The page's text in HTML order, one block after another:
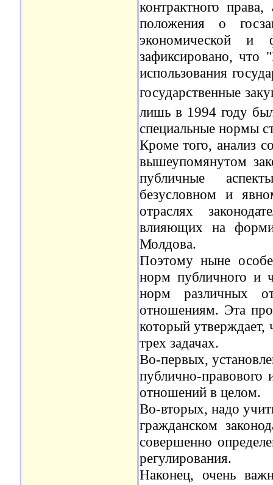
контрактного
положения о
экономической и
зафиксировано, что
использования
государственные
лишь в 1994 году
специальные нормы
Кроме того, анализ
вышеупомянутом
публичные
безусловном и
отраслях
влияющих на
Молдова.
Поэтому ныне
норм публичного и
норм различных
отношениям. Эта
который
трех задачах.
Во-первых,
публично-правового
отношений в целом.
Во-вторых, надо
гражданском
совершенно
регулирования.
Наконец, очень